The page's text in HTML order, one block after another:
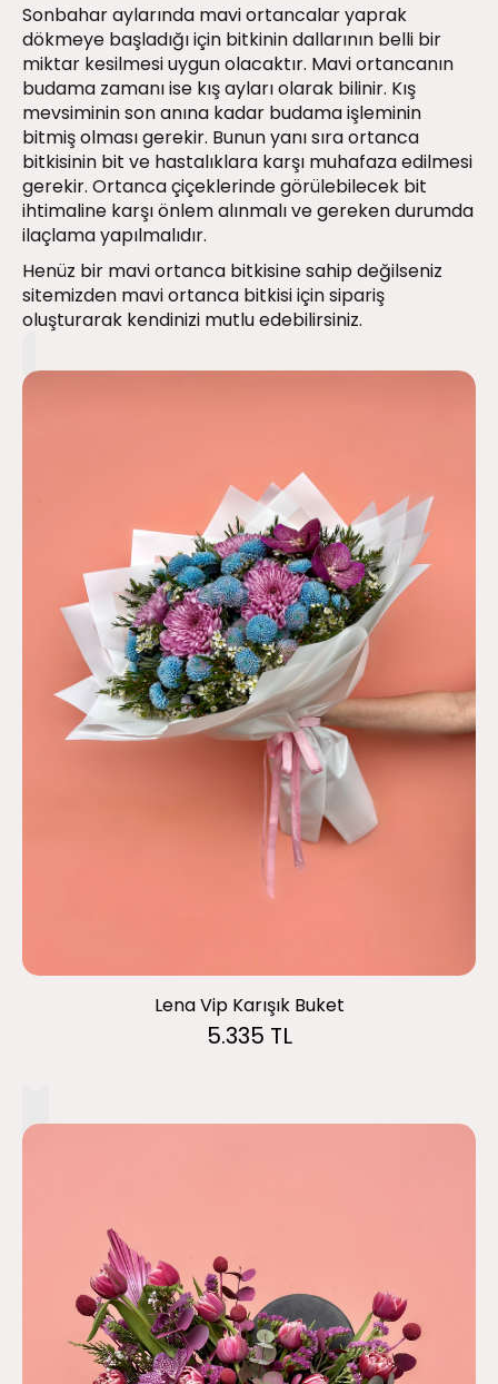
Sonbahar aylarında mavi ortancalar yaprak
dökmeye başladığı için bitkinin dallarının belli bir
miktar kesilmesi uygun olacaktır. Mavi ortancanın
budama zamanı ise kış ayları olarak bilinir. Kış
mevsiminin son anına kadar budama işleminin
bitmiş olması gerekir. Bunun yanı sıra ortanca
bitkisinin bit ve hastalıklara karşı muhafaza edilmesi
gerekir. Ortanca çiçeklerinde görülebilecek bit
ihtimaline karşı önlem alınmalı ve gereken durumda
ilaçlama yapılmalıdır.
Henüz bir mavi ortanca bitkisine sahip değilseniz
sitemizden mavi ortanca bitkisi için sipariş
oluşturarak kendinizi mutlu edebilirsiniz.
Lena Vip Karışık Buket
5.335 TL